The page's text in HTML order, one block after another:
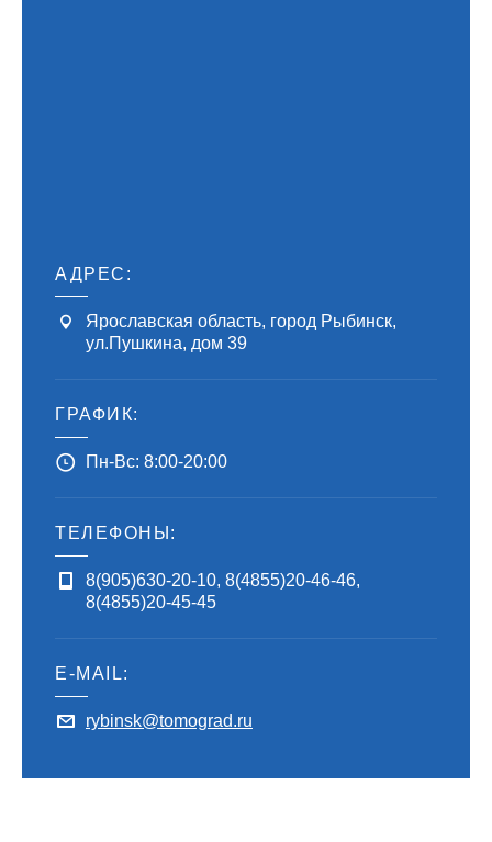
АДРЕС:
Ярославская область, город Рыбинск,
ул.Пушкина, дом 39
ГРАФИК:
Пн-Вс: 8:00-20:00
ТЕЛЕФОНЫ:
8(905)630-20-10, 8(4855)20-46-46,
8(4855)20-45-45
E-MAIL:
rybinsk@tomograd.ru